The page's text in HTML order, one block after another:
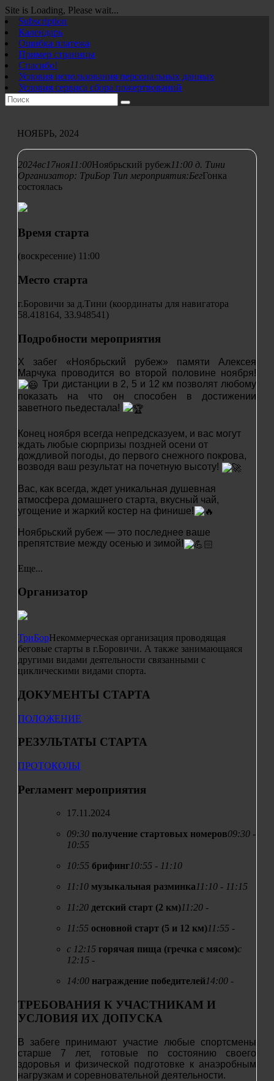
Site is Loading, Please wait...
Перейти
к
содержимому
Subscription
Календарь
Ошибка платежа
Пример страницы
Спасибо!
Условия использования персональных данных
Условия сервиса сбора пожертвований
НОЯБРЬ, 2024
2024вс17ноя11:00Ноябрьский рубеж 11:00 д. Тини
Организатор: ТриБор Тип мероприятия:БегГонка
состоялась
Время старта
(воскресение) 11:00
Место старта
г.Боровичи за д.Тини (координаты для навигатора
58.418164, 33.948541)
Подробности мероприятия
X забег «Ноябрьский рубеж» памяти Алексея
Марчука проводится во второй половине ноября!
Три дистанции в 2, 5 и 12 км позволят любому
показать на что он способен в достижении
заветного пьедестала!
Конец ноября всегда непредсказуем, и вас могут
ждать любые сюрпризы поздней осени от
дождливой погоды, до первого снежного покрова,
возводя ваш результат на почетную высоту!
Вас, как всегда, ждет уникальная душевная
атмосфера домашнего старта, вкусный чай,
угощение и жаркий костер на финише!
Ноябрьский рубеж — это последнее ваше
препятствие между осенью и зимой!
Еще...
Организатор
ТриБорНекоммерческая организация проводящая
беговые старты в г.Боровичи. А также занимающаяся
другими видами деятельности связанными с
циклическими видами спорта.
ДОКУМЕНТЫ СТАРТА
ПОЛОЖЕНИЕ
РЕЗУЛЬТАТЫ СТАРТА
ПРОТОКОЛЫ
Регламент мероприятия
17.11.2024
09:30 получение стартовых номеров09:30 -
10:55
10:55 брифинг10:55 - 11:10
11:10 музыкальная разминка11:10 - 11:15
11:20 детский старт (2 км)11:20 -
11:55 основной старт (5 и 12 км)11:55 -
с 12:15 горячая пища (гречка с мясом)с
12:15 -
14:00 награждение победителей14:00 -
ТРЕБОВАНИЯ К УЧАСТНИКАМ И
УСЛОВИЯ ИХ ДОПУСКА
В забеге принимают участие любые спортсмены
старше 7 лет, готовые по состоянию своего
здоровья и физической подготовке к анаэробным
нагрузкам и соревновательной деятельности.